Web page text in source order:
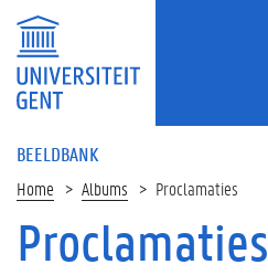
BEELDBANK
Home Albums Proclamaties
Proclamaties